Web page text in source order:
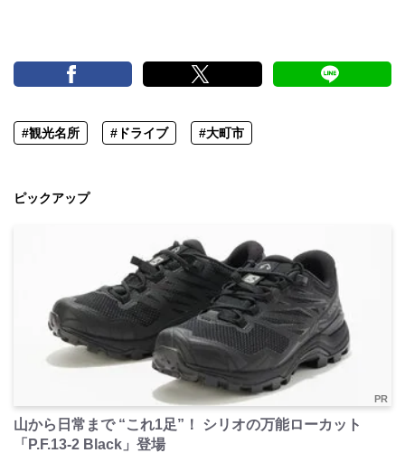
#観光名所 #ドライブ #大町市
ピックアップ
PR
山から日常まで “これ1足”！ シリオの万能ローカット
「P.F.13-2 Black」登場